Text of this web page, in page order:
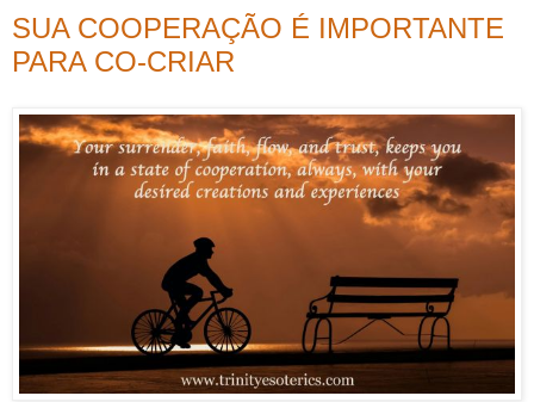
SUA COOPERAÇÃO É IMPORTANTE
PARA CO-CRIAR